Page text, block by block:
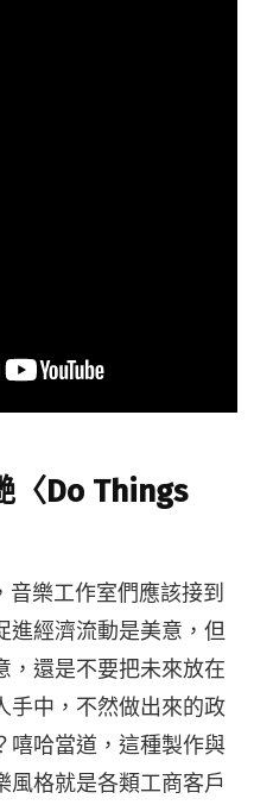
〈Do Things
音樂工作室們應該接到
進經濟流動是美意，但
，還是不要把未來放在
手中，不然做出來的政
嘻哈當道，這種製作與
風格就是各類工商客戶